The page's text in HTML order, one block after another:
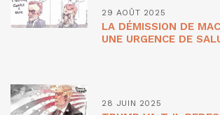
29 AOÛT 2025
LA DÉMISSION DE
UNE URGENCE DE
28 JUIN 2025